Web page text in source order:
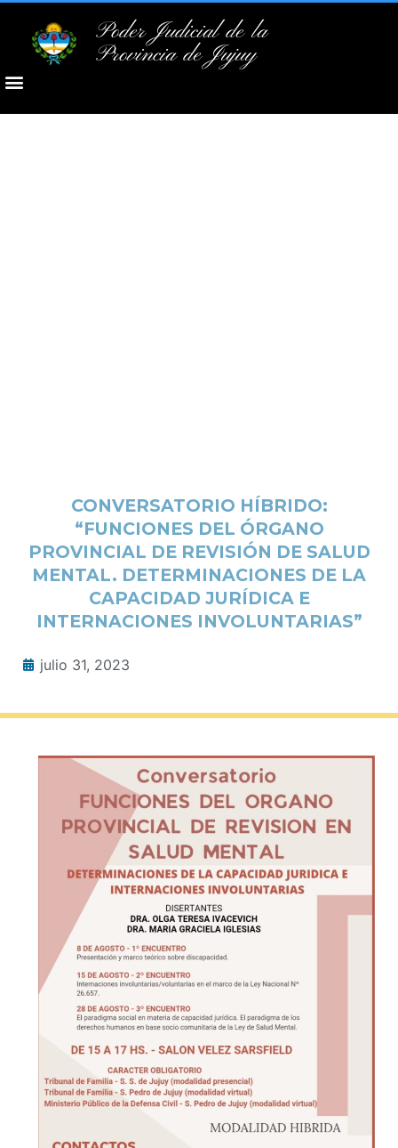
Poder Judicial de la
Provincia de Jujuy
CONVERSATORIO HÍBRIDO:
“FUNCIONES DEL ÓRGANO
PROVINCIAL DE REVISIÓN DE SALUD
MENTAL. DETERMINACIONES DE LA
CAPACIDAD JURÍDICA E
INTERNACIONES INVOLUNTARIAS”
julio 31, 2023